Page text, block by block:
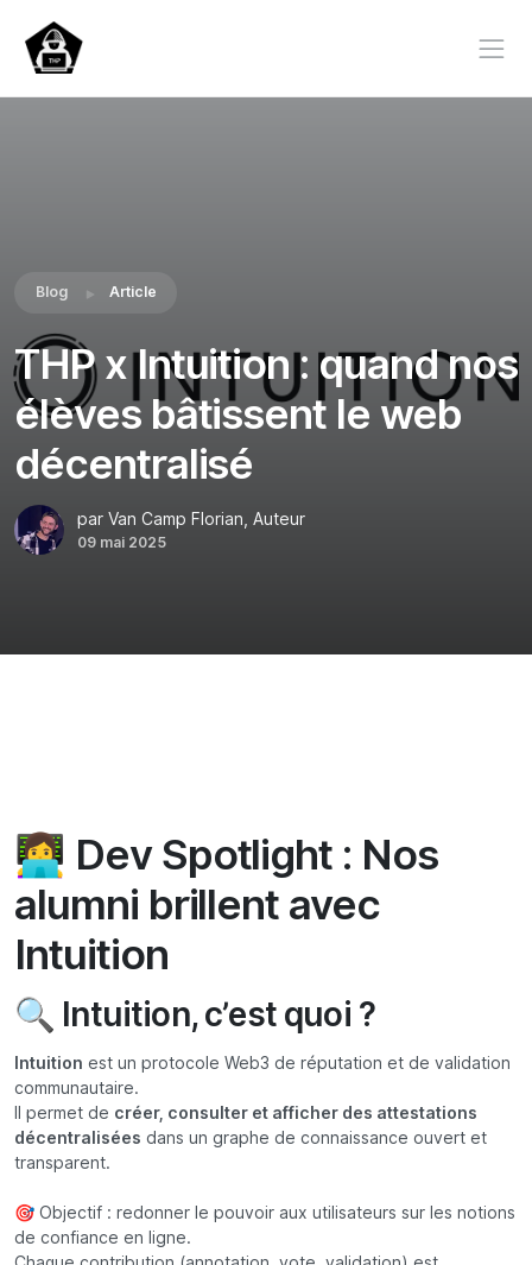
Blog Article
THP x Intuition : quand nos
élèves bâtissent le web
décentralisé
par Van Camp Florian, Auteur
09 mai 2025
👩‍💻 Dev Spotlight : Nos
alumni brillent avec
Intuition
🔍 Intuition, c’est quoi ?
Intuition est un protocole Web3 de réputation et de validation
communautaire.
Il permet de créer, consulter et afficher des attestations
décentralisées dans un graphe de connaissance ouvert et
transparent.
🎯 Objectif : redonner le pouvoir aux utilisateurs sur les notions
de confiance en ligne.